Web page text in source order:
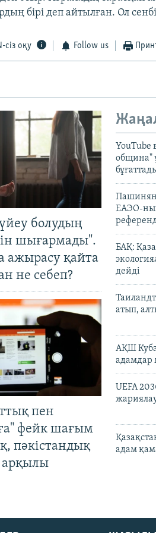
бірі деп айтылған. Ол
сіз оқу Follow us
болудың
шығармады".
ажырасу қайта
не себеп?
пен
фейк шағым
пәкістандық
арқылы
YouTube
община"
ЕАЭО-
БАҚ:
дейді
атып,
АҚШ
адамдар
UEFA
адам